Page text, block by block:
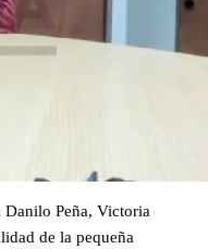
Peña, Victoria
de la pequeña